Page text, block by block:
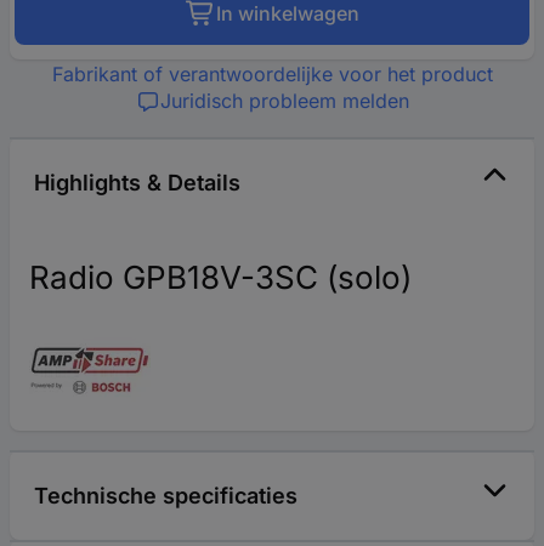
In winkelwagen
Fabrikant of verantwoordelijke voor het product
Juridisch probleem melden
Highlights & Details
Radio GPB18V-3SC (solo)
Technische specificaties